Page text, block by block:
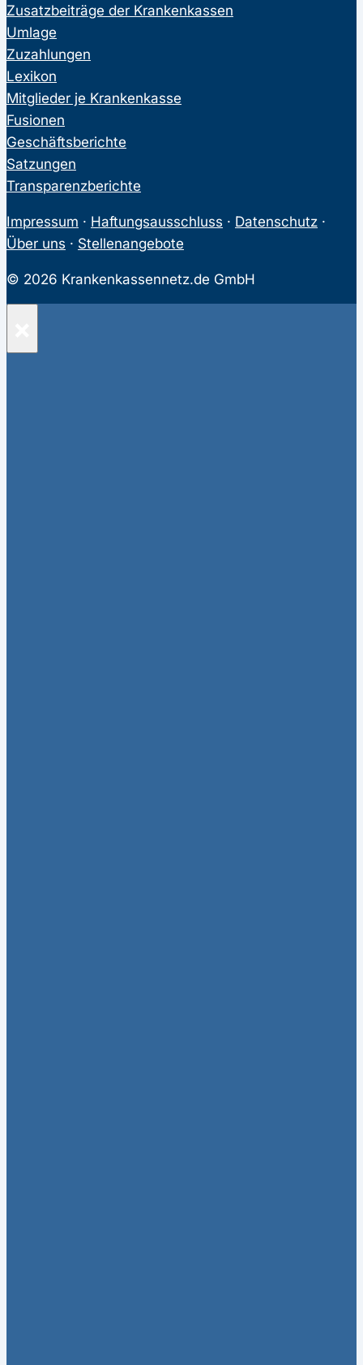
Zusatzbeiträge der Krankenkassen
Umlage
Zuzahlungen
Lexikon
Mitglieder je Krankenkasse
Fusionen
Geschäftsberichte
Satzungen
Transparenzberichte
Impressum · Haftungsausschluss · Datenschutz ·
Über uns · Stellenangebote
© 2026 Krankenkassennetz.de GmbH